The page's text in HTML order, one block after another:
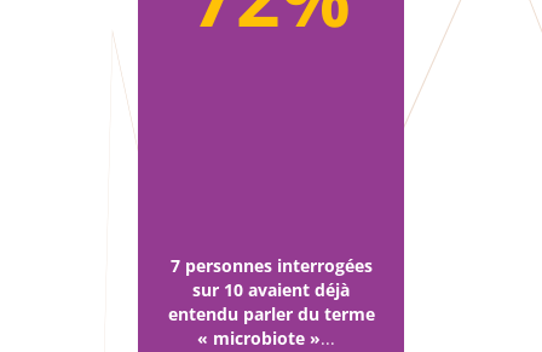
7 personnes interrogées
sur 10 avaient déjà
entendu parler du terme
« microbiote »...